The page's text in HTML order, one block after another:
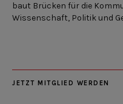
baut Brücken für die
Wissenschaft, Politik und
JETZT MITGLIED WERDEN